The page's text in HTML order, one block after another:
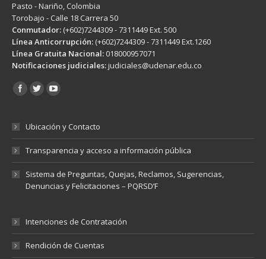
Pasto - Nariño, Colombia
Torobajo - Calle 18 Carrera 50
Conmutador: (+602)7244309 - 7311449 Ext. 500
Línea Anticorrupción: (+602)7244309 - 7311449 Ext.1260
Línea Gratuita Nacional: 018000957071
Notificaciones judiciales:judiciales@udenar.edu.co
Encuéntranos en:
Ubicación y Contacto
Transparencia y acceso a información pública
Sistema de Preguntas, Quejas, Reclamos, Sugerencias,
Denuncias y Felicitaciones – PQRSD’F
Intenciones de Contratación
Rendición de Cuentas